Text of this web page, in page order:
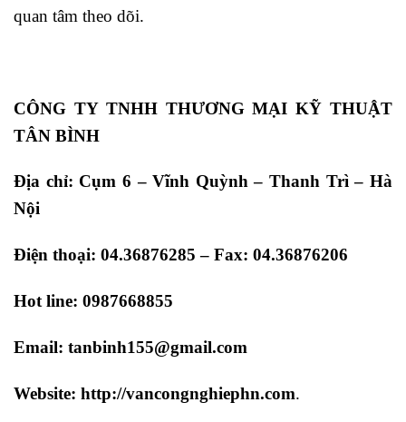
quan tâm theo dõi.
CÔNG TY TNHH THƯƠNG MẠI KỸ THUẬT
TÂN BÌNH
Địa chỉ: Cụm 6 – Vĩnh Quỳnh – Thanh Trì – Hà
Nội
Điện thoại: 04.36876285 – Fax: 04.36876206
Hot line: 0987668855
Email: tanbinh155@gmail.com
Website: http://vancongnghiephn.com.